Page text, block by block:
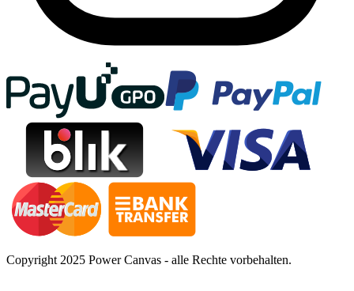
Copyright 2025 Power Canvas - alle Rechte vorbehalten.